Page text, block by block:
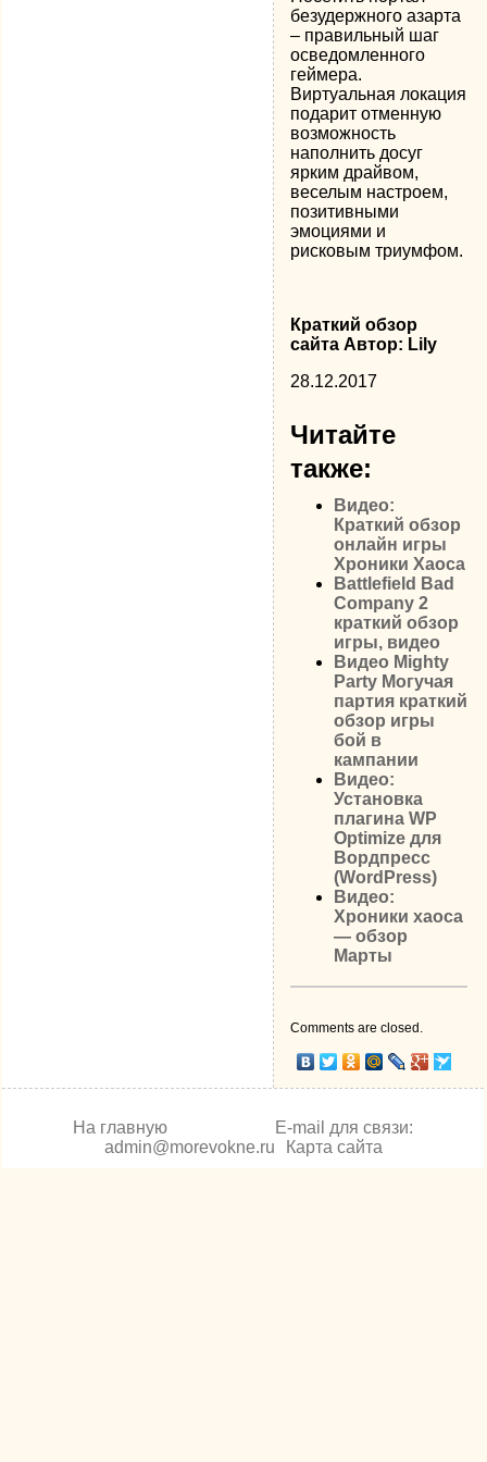
безудержного азарта
– правильный шаг
осведомленного
геймера.
Виртуальная локация
подарит отменную
возможность
наполнить досуг
ярким драйвом,
веселым настроем,
позитивными
эмоциями и
рисковым триумфом.
Краткий обзор
сайта Автор: Lily
28.12.2017
Читайте
также:
Видео:
Краткий обзор
онлайн игры
Хроники Хаоса
Battlefield Bad
Company 2
краткий обзор
игры, видео
Видео Mighty
Party Могучая
партия краткий
обзор игры
бой в
кампании
Видео:
Установка
плагина WP
Optimize для
Вордпресс
(WordPress)
Видео:
Хроники хаоса
— обзор
Марты
Comments are closed.
На главную
E-mail для связи:
admin@morevokne.ru
Карта сайта